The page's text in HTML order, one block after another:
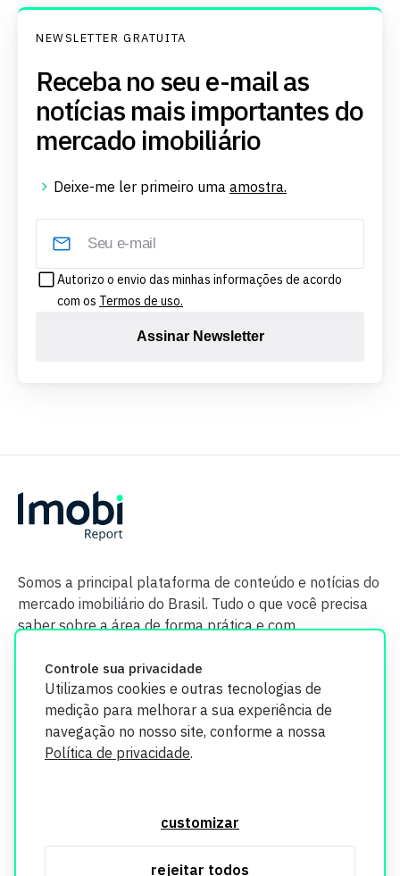
Controle sua privacidade
Utilizamos cookies e outras tecnologias de
medição para melhorar a sua experiência de
navegação no nosso site, conforme a nossa
Política de privacidade.
customizar
rejeitar todos
NEWSLETTER GRATUITA
Receba no seu e-mail as
notícias mais importantes do
mercado imobiliário
Deixe-me ler primeiro uma amostra.
Autorizo o envio das minhas informações de acordo
com os Termos de uso.
Assinar Newsletter
Somos a principal plataforma de conteúdo e notícias do
mercado imobiliário do Brasil. Tudo o que você precisa
saber sobre a área de forma prática e com
segurança. Todos os dados coletados em nosso site são
utilizados exclusivamente para fins de aprimoramento de
informações, consulte nossa Política de Privacidade.